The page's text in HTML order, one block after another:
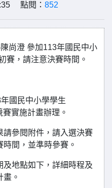
點閱： 852
尚澄 參加113年國民中小
賽，請注意決賽時間。
國民中小學學生
實施計畫辦理。
請參閱附件，請入選決賽
間，並準時參賽。
及地點如下，詳細時程及
。